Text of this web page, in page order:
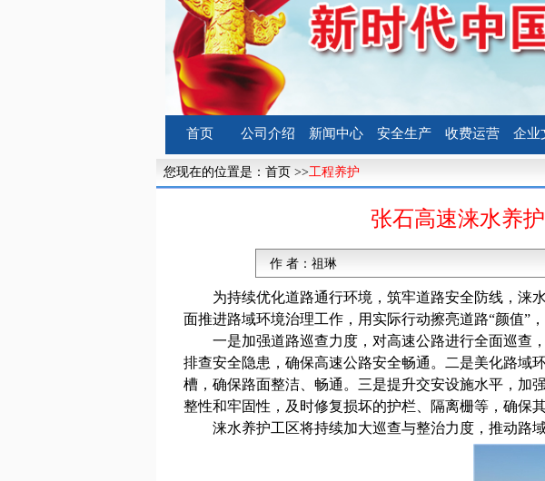
首页 公司介绍 新闻中心 安全生产 收费运营 企业
您现在的位置是： 首页 >>工程养护
张石高速涞水养
作 者： 祖琳
为持续优化道路通行环境，筑牢道路安全防线，涞
面推进路域环境治理工作，用实际行动擦亮道路“颜值”，
一是加强道路巡查力度，对高速公路进行全面巡查
排查安全隐患，确保高速公路安全畅通。二是美化路域
槽，确保路面整洁、畅通。三是提升交安设施水平，加
整性和牢固性，及时修复损坏的护栏、隔离栅等，确保
涞水养护工区将持续加大巡查与整治力度，推动路